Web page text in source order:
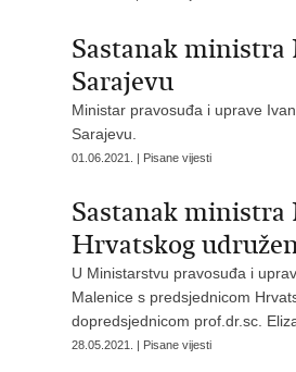
Sastanak
Sarajevu
Ministar pravosuđa i uprave
Sarajevu.
01.06.2021. | Pisane vijesti
Sastanak ministra
Hrvatskog
U Ministarstvu pravosuđa i
Malenice s predsjednicom
dopredsjednicom prof.dr.sc.
28.05.2021. | Pisane vijesti